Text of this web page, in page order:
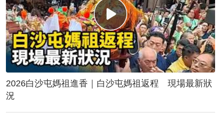
2026白沙屯媽祖進香｜白沙屯媽祖返程 現場最新狀
況